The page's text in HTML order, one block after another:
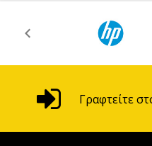
Γραφτείτε